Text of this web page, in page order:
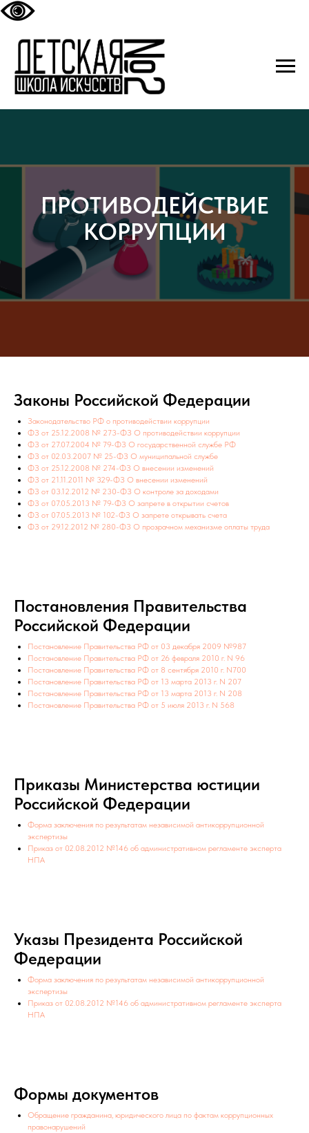
ПРОТИВОДЕЙСТВИЕ
КОРРУПЦИИ
Законы Российской Федерации
Законодательство РФ о противодействии коррупции
ФЗ от 25.12.2008 № 273-ФЗ О противодействии коррупции
ФЗ от 27.07.2004 № 79-ФЗ О государственной службе РФ
ФЗ от 02.03.2007 № 25-ФЗ О муниципальной службе
ФЗ от 25.12.2008 № 274-ФЗ О внесении изменений
ФЗ от 21.11.2011 № 329-ФЗ О внесении изменений
ФЗ от 03.12.2012 № 230-ФЗ О контроле за доходами
ФЗ от 07.05.2013 № 79-ФЗ О запрете в открытии счетов
ФЗ от 07.05.2013 № 102-ФЗ О запрете открывать счета
ФЗ от 29.12.2012 № 280-ФЗ О прозрачном механизме оплаты труда
Постановления Правительства
Российской Федерации
Постановление Правительства РФ от 03 декабря 2009 №987
Постановление Правительства РФ от 26 февраля 2010 г. N 96
Постановление Правительства РФ от 8 сентября 2010 г. N700
Постановление Правительства РФ от 13 марта 2013 г. N 207
Постановление Правительства РФ от 13 марта 2013 г. N 208
Постановление Правительства РФ от 5 июля 2013 г. N 568
Приказы Министерства юстиции
Российской Федерации
Форма заключения по результатам независимой антикоррупционной
экспертизы
Приказ от 02.08.2012 №146 об административном регламенте эксперта
НПА
Указы Президента Российской
Федерации
Форма заключения по результатам независимой антикоррупционной
экспертизы
Приказ от 02.08.2012 №146 об административном регламенте эксперта
НПА
Формы документов
Обращение гражданина, юридического лица по фактам коррупционных
правонарушений